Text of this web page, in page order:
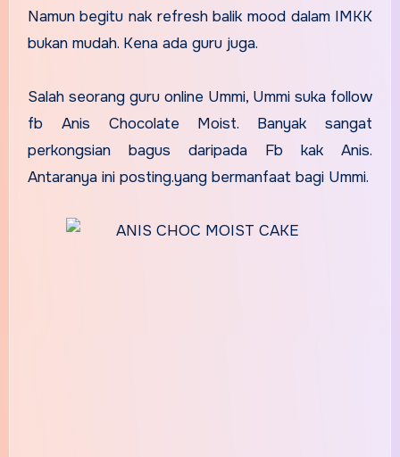
Namun begitu nak refresh balik mood dalam IMKK
bukan mudah. Kena ada guru juga.
Salah seorang guru online Ummi, Ummi suka follow
fb Anis Chocolate Moist. Banyak sangat
perkongsian bagus daripada Fb kak Anis.
Antaranya ini posting.yang bermanfaat bagi Ummi.